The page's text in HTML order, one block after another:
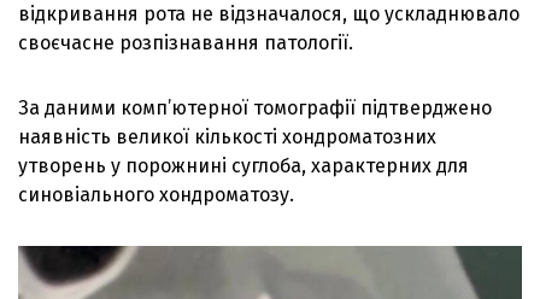
відкривання рота не відзначалося, що ускладнювало
своєчасне розпізнавання патології.
За даними комп’ютерної томографії підтверджено
наявність великої кількості хондроматозних
утворень у порожнині суглоба, характерних для
синовіального хондроматозу.